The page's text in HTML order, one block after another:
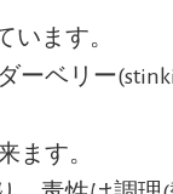
います。
ベリー
ます。